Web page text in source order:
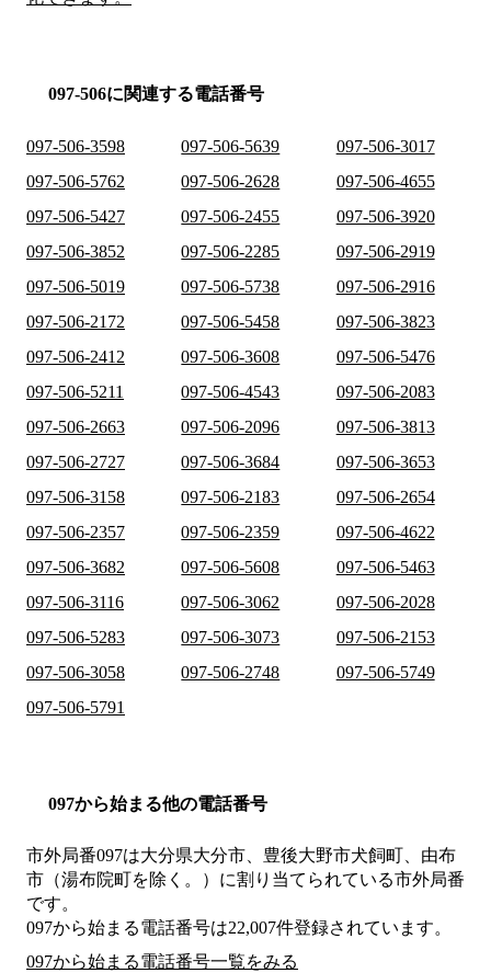
097-506に関連する電話番号
097-506-3598 097-506-5639
097-506-3017
097-506-5762
097-506-2628
097-506-4655
097-506-5427
097-506-2455
097-506-3920
097-506-3852
097-506-2285
097-506-2919
097-506-5019
097-506-5738
097-506-2916
097-506-2172
097-506-5458
097-506-3823
097-506-2412
097-506-3608
097-506-5476
097-506-5211
097-506-4543
097-506-2083
097-506-2663
097-506-2096
097-506-3813
097-506-2727
097-506-3684
097-506-3653
097-506-3158
097-506-2183
097-506-2654
097-506-2357
097-506-2359
097-506-4622
097-506-3682
097-506-5608
097-506-5463
097-506-3116
097-506-3062
097-506-2028
097-506-5283
097-506-3073
097-506-2153
097-506-3058
097-506-2748
097-506-5749
097-506-5791
097から始まる他の電話番号
市外局番097は大分県大分市、豊後大野市犬飼町、由布
市（湯布院町を除く。） に割り当てられている市外局番
です。
097から始まる電話番号は22,007件登録されています。
097から始まる電話番号一覧をみる